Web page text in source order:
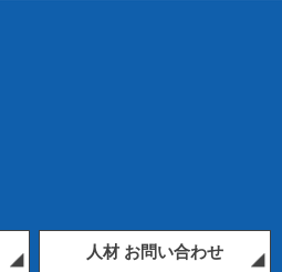
人材 お問い合わせ